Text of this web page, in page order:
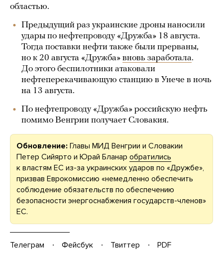
областью.
Предыдущий раз украинские дроны наносили
удары по нефтепроводу «Дружба» 18 августа.
Тогда поставки нефти также были прерваны,
но к 20 августа «Дружба» вновь заработала.
До этого беспилотники атаковали
нефтеперекачивающую станцию в Унече в ночь
на 13 августа.
По нефтепроводу «Дружба» российскую нефть
помимо Венгрии получает Словакия.
Обновление: Главы МИД Венгрии и Словакии
Петер Сийярто и Юрай Бланар обратились
к властям ЕС из-за украинских ударов по «Дружбе»,
призвав Еврокомиссию «немедленно обеспечить
соблюдение обязательств по обеспечению
безопасности энергоснабжения государств-членов»
ЕС.
Телеграм Фейсбук Твиттер
PDF